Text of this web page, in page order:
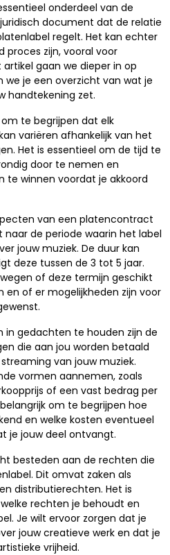
onderdeel van de
document dat de relatie
regelt. Het kan echter
proces zijn, vooral voor
gaan we dieper in op
je een overzicht van wat je
handtekening zet.
te begrijpen dat elk
variëren afhankelijk van het
Het is essentieel om de tijd te
door te nemen en
te winnen voordat je akkoord
van een platencontract
naar de periode waarin het label
jouw muziek. De duur kan
deze tussen de 3 tot 5 jaar.
of deze termijn geschikt
en of er mogelijkheden zijn voor
in gedachten te houden zijn de
die aan jou worden betaald
van jouw muziek.
vormen aannemen, zoals
of een vast bedrag per
om te begrijpen hoe
en welke kosten eventueel
je jouw deel ontvangt.
besteden aan de rechten die
Dit omvat zaken als
distributierechten. Het is
rechten je behoudt en
Je wilt ervoor zorgen dat je
jouw creatieve werk en dat je
vrijheid.